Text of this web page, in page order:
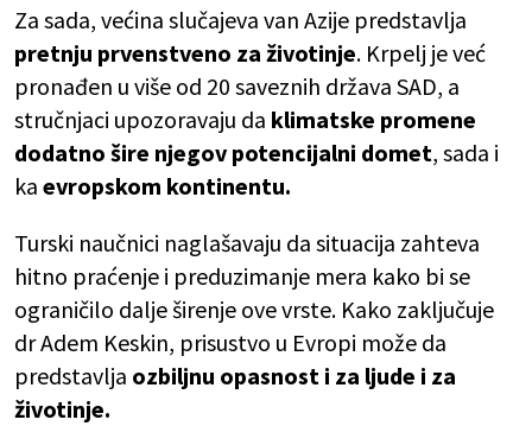
Za sada, većina slučajeva van Azije predstavlja
pretnju prvenstveno za životinje. Krpelj je već
pronađen u više od 20 saveznih država SAD, a
stručnjaci upozoravaju da klimatske promene
dodatno šire njegov potencijalni domet, sada i
ka evropskom kontinentu.
Turski naučnici naglašavaju da situacija zahteva
hitno praćenje i preduzimanje mera kako bi se
ograničilo dalje širenje ove vrste. Kako zaključuje
dr Adem Keskin, prisustvo u Evropi može da
predstavlja ozbiljnu opasnost i za ljude i za
životinje.